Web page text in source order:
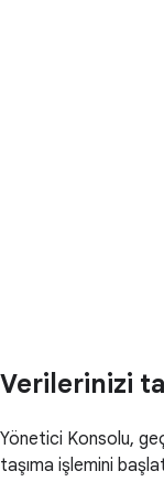
Verilerinizi
Yönetici Konsolu,
taşıma işlemini